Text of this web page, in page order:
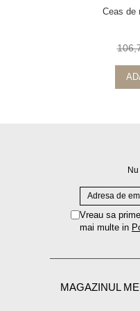
Ceas de
Vreau sa
mai multe in
MAGAZINUL